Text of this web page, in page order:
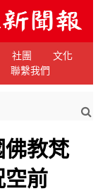
社團
文化
聯繫我們
佛教梵
空前